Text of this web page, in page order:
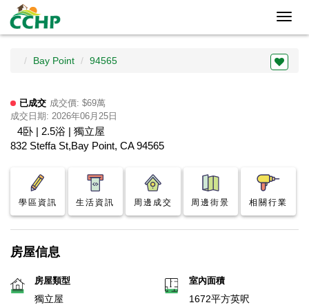
Bay Point 94565
已成交 成交價: $69萬
成交日期: 2026年06月25日
4卧 | 2.5浴 | 獨立屋
832 Steffa St,Bay Point, CA 94565
學區資訊 生活資訊 周邊成交 周邊街景 相關行業
房屋信息
房屋類型
獨立屋
室內面積
1672平方英呎